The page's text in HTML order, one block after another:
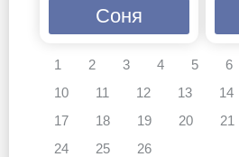
Соня
1 2 3 4 5 6
10
11 12 13 14
17
18 19 20 21
24
25 26